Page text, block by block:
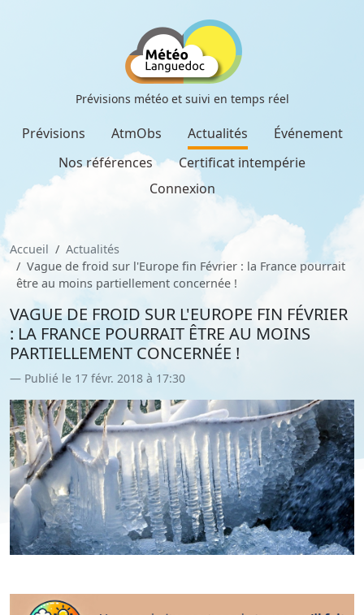
Prévisions météo et suivi en temps réel
Prévisions AtmObs Actualités
Événement
Nos références
Certificat intempérie
Connexion
Accueil
Actualités
Vague de froid sur l'Europe fin Février : la France pourrait
être au moins partiellement concernée !
VAGUE DE FROID SUR L'EUROPE FIN FÉVRIER
: LA FRANCE POURRAIT ÊTRE AU MOINS
PARTIELLEMENT CONCERNÉE !
Publié le 17 févr. 2018 à 17:30